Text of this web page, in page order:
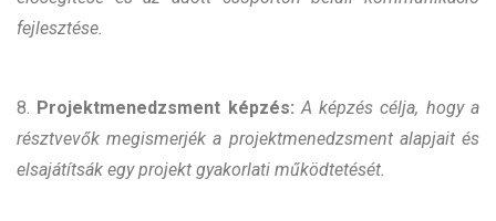
fejlesztése.
8. Projektmenedzsment képzés: A képzés célja, hogy a
résztvevők megismerjék a projektmenedzsment alapjait és
elsajátítsák egy projekt gyakorlati működtetését.